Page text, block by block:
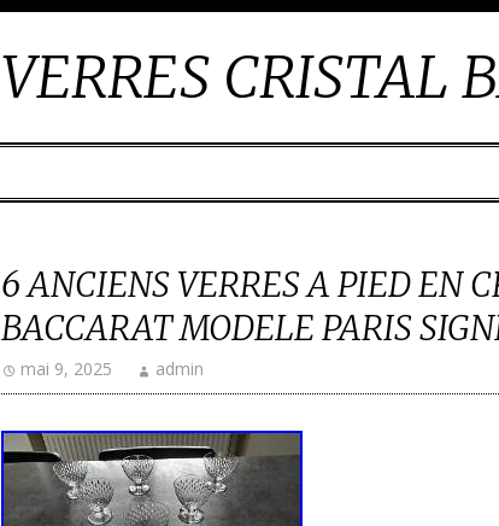
VERRES CRISTAL
6 ANCIENS VERRES A PIED EN
BACCARAT MODELE PARIS
mai 9, 2025 admin